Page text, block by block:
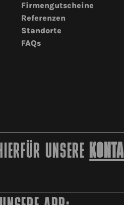
Firmengutscheine
Referenzen
Standorte
FAQs
UNSERE